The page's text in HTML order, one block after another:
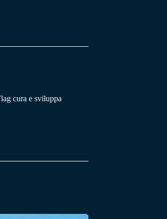
cura e sviluppa